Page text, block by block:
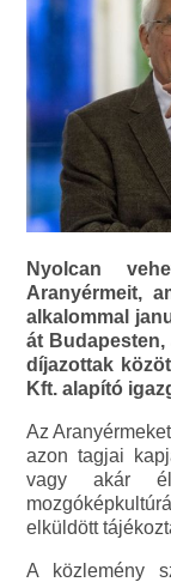
Nyolcan
Aranyérmeit,
alkalommal
át Budapesten,
díjazottak
Kft. alapító
Az
azon tagjai
vagy akár
elküldött
A közlemény